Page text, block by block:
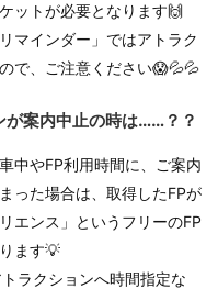
ットが必要となります🙌
マインダー」ではアトラク
で、ご注意ください😱💦💦
が案内中止の時は……？？
中やFP利用時間に、ご案内
った場合は、取得したFPが
エンス」というフリーのFP
ます💡
ラクションへ時間指定な